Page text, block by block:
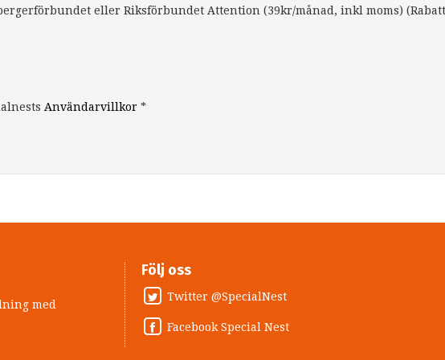
eller Riksförbundet Attention (39kr/månad, inkl moms)
Användarvillkor *
med
Följ oss
Twitter @SpecialNest
Facebook Special Nest